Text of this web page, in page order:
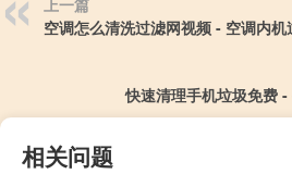
上一篇
空调怎么清洗过滤网视频 - 空调内
快速清理手机垃圾免费
相关问题